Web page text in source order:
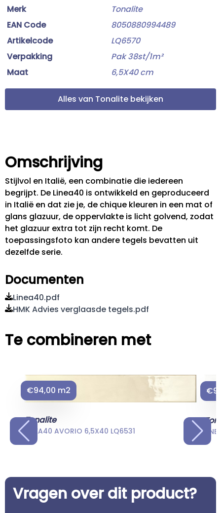
Merk
Tonalite
EAN Code
8050880994489
Artikelcode
LQ6570
Verpakking
Pak 38st/1m²
Maat
6,5X40 cm
Alles van Tonalite bekijken
Omschrijving
Stijlvol en Italië, een combinatie die iedereen
begrijpt. De Linea40 is ontwikkeld en geproduceerd
in Italië en dat zie je, de chique kleuren in een mat of
glans glazuur, de oppervlakte is licht golvend, zodat
het glazuur extra tot zijn recht komt. De
toepassingsfoto kan andere tegels bevatten uit
dezelfde serie.
Documenten
Linea40.pdf
HMK Advies verglaasde tegels.pdf
Te combineren met
€94,00 m2
Tonalite
LINEA40 AVORIO 6,5X40 LQ6531
Vragen over dit product?